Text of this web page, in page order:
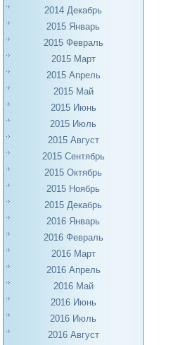
2014 Декабрь
2015 Январь
2015 Февраль
2015 Март
2015 Апрель
2015 Май
2015 Июнь
2015 Июль
2015 Август
2015 Сентябрь
2015 Октябрь
2015 Ноябрь
2015 Декабрь
2016 Январь
2016 Февраль
2016 Март
2016 Апрель
2016 Май
2016 Июнь
2016 Июль
2016 Август